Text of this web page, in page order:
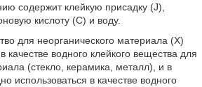
содержит клейкую присадку (J),
кислоту (C) и воду.
для неорганического материала (X)
качестве водного клейкого вещества для
(стекло, керамика, металл), и в
использоваться в качестве водного